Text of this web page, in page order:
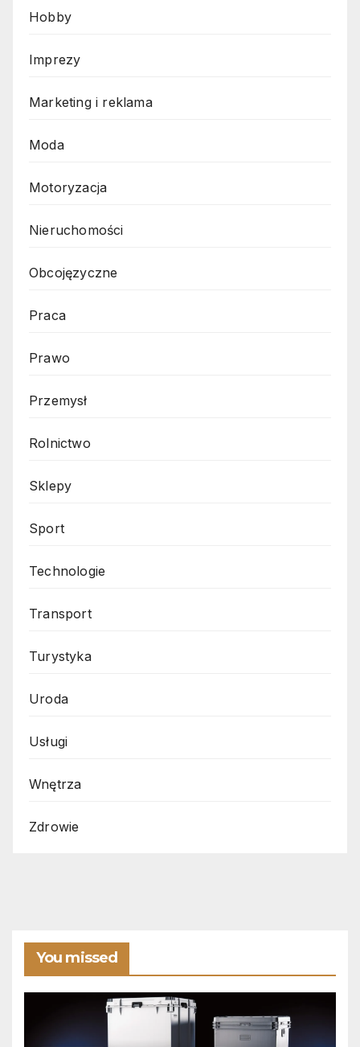
Hobby
Imprezy
Marketing i reklama
Moda
Motoryzacja
Nieruchomości
Obcojęzyczne
Praca
Prawo
Przemysł
Rolnictwo
Sklepy
Sport
Technologie
Transport
Turystyka
Uroda
Usługi
Wnętrza
Zdrowie
You missed